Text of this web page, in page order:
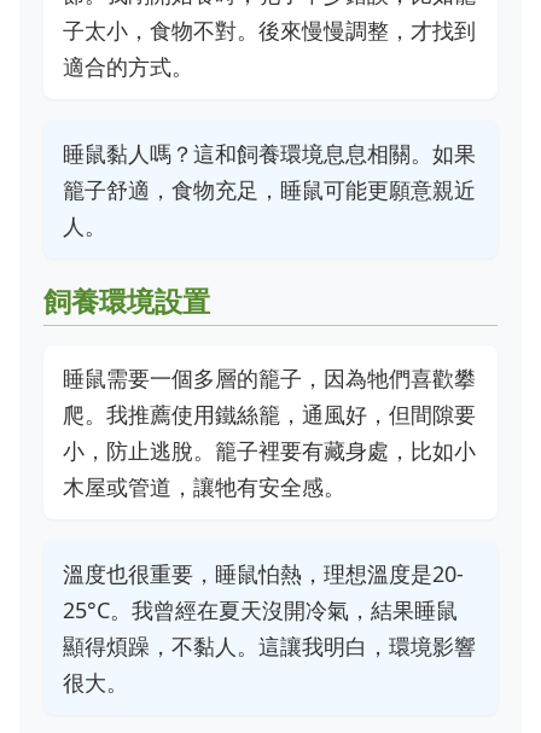
子太小，食物不對。後來慢慢調整，才找到
適合的方式。
睡鼠黏人嗎？這和飼養環境息息相關。如果
籠子舒適，食物充足，睡鼠可能更願意親近
人。
飼養環境設置
睡鼠需要一個多層的籠子，因為牠們喜歡攀
爬。我推薦使用鐵絲籠，通風好，但間隙要
小，防止逃脫。籠子裡要有藏身處，比如小
木屋或管道，讓牠有安全感。
溫度也很重要，睡鼠怕熱，理想溫度是20-
25°C。我曾經在夏天沒開冷氣，結果睡鼠
顯得煩躁，不黏人。這讓我明白，環境影響
很大。